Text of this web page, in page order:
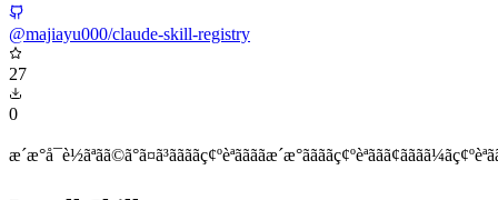
@majiayu000/claude-skill-registry
27
0